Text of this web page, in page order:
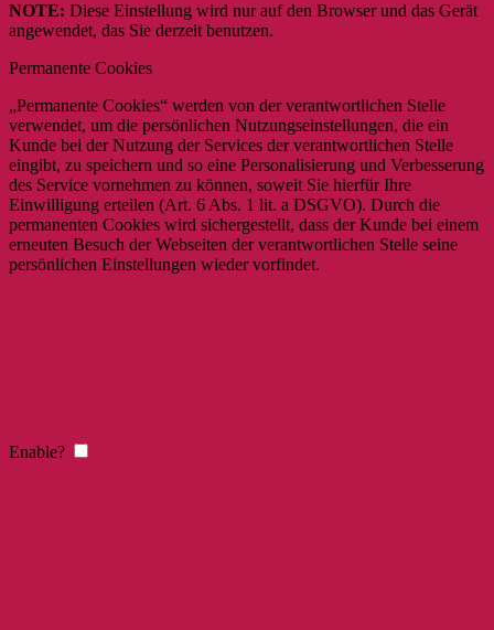
NOTE: Diese Einstellung wird nur auf den Browser und das Gerät
angewendet, das Sie derzeit benutzen.
Permanente Cookies
„Permanente Cookies“ werden von der verantwortlichen Stelle
verwendet, um die persönlichen Nutzungseinstellungen, die ein
Kunde bei der Nutzung der Services der verantwortlichen Stelle
eingibt, zu speichern und so eine Personalisierung und Verbesserung
des Service vornehmen zu können, soweit Sie hierfür Ihre
Einwilligung erteilen (Art. 6 Abs. 1 lit. a DSGVO). Durch die
permanenten Cookies wird sichergestellt, dass der Kunde bei einem
erneuten Besuch der Webseiten der verantwortlichen Stelle seine
persönlichen Einstellungen wieder vorfindet.
Enable?